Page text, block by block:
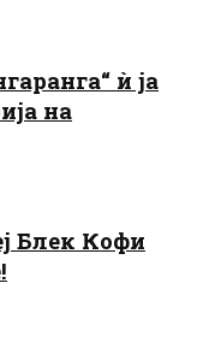
ѝ ја
на
Блек Кофи